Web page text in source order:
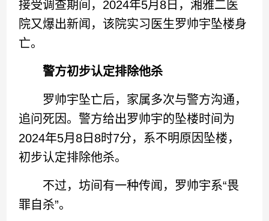
接受调查期间，2024年5月8日，湘雅二医
院又爆出新闻，该院实习医生罗帅宇坠楼身
亡。
警方初步认定排除他杀
罗帅宇坠亡后，家属多次与警方沟通，
追问死因。警方给出罗帅宇的坠楼时间为
2024年5月8日8时7分，系不明原因坠楼，
初步认定排除他杀。
不过，坊间有一种传闻，罗帅宇系“畏
罪自杀”。